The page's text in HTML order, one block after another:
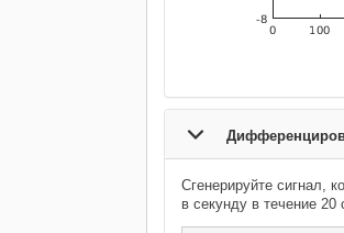
Сгенерируйте сигнал,
в секунду в течение 20